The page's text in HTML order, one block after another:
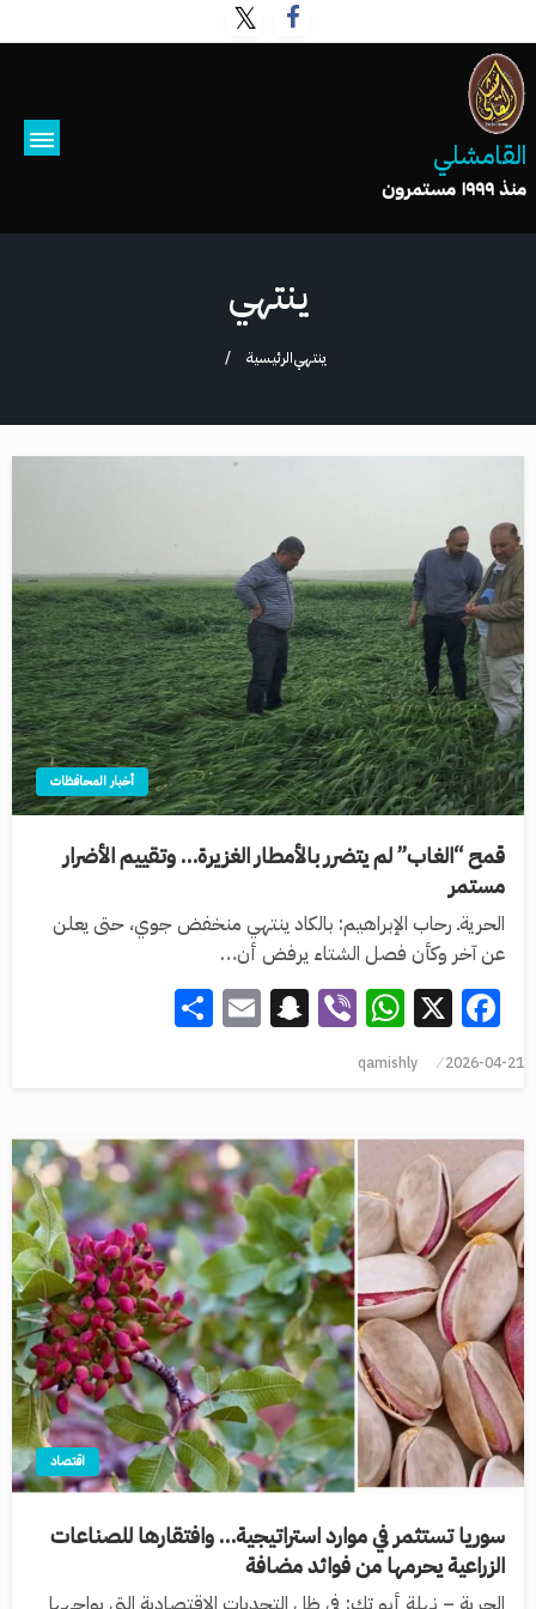
القامشلي
منذ ١٩٩٩ مستمرون
ينتهي
الرئيسيةينتهي
أخبار المحافظات
قمح “الغاب” لم يتضرر بالأمطار الغزيرة… وتقييم الأضرار
مستمر
الحريةـ رحاب الإبراهيم: بالكاد ينتهي منخفض جوي، حتى يعلن
عن آخر وكأن فصل الشتاء يرفض أن…
Facebook
X
WhatsApp
Viber
Snapchat
Email
2026-04-21
qamishly
اقتصاد
سوريا تستثمر في موارد استراتيجية… وافتقارها للصناعات
الزراعية يحرمها من فوائد مضافة